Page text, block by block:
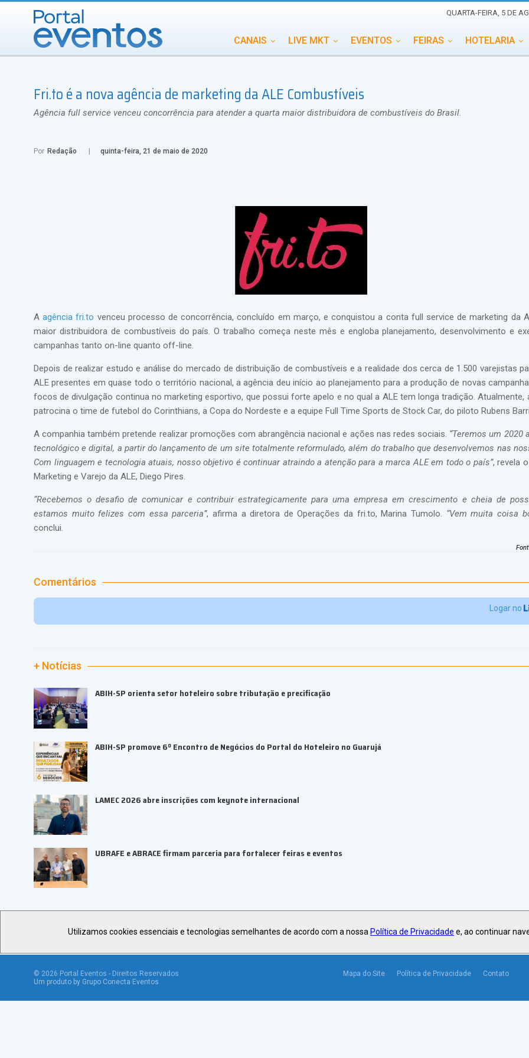
QUARTA-FEIRA, 5 DE
CANAIS LIVE MKT EVENTOS FEIRAS HOTELARIA
INCENTIVOS INTERNACIONAL MEMORIAL DE EVENTOS
Fri.to é a nova agência de marketing da ALE Combustíveis
Agência full service venceu concorrência para atender a quarta maior distribuidora de combustíveis do Brasil.
Por Redação quinta-feira, 21 de maio de 2020
Aagência fri.to venceu processo de concorrência, concluído em março, e conquistou a conta full service de marketing da
maior distribuidora de combustíveis do país. O trabalho começa neste mês e engloba planejamento, desenvolvimento e
campanhas tanto on-line quanto off-line.
Depois de realizar estudo e análise do mercado de distribuição de combustíveis e a realidade dos cerca de 1.500 varejistas
ALE presentes em quase todo o território nacional, a agência deu início ao planejamento para a produção de novas
focos de divulgação continua no marketing esportivo, que possui forte apelo e no qual a ALE tem longa tradição. Atualmente,
patrocina o time de futebol do Corinthians, a Copa do Nordeste e a equipe Full Time Sports de Stock Car, do piloto Rubens
A companhia também pretende realizar promoções com abrangência nacional e ações nas redes sociais. “Teremos um 2020
tecnológico e digital, a partir do lançamento de um site totalmente reformulado, além do trabalho que desenvolvemos nas
Com linguagem e tecnologia atuais, nosso objetivo é continuar atraindo a atenção para a marca ALE em todo o país”, revela
Marketing e Varejo da ALE, Diego Pires.
“Recebemos o desafio de comunicar e contribuir estrategicamente para uma empresa em crescimento e cheia de
estamos muito felizes com essa parceria”, afirma a diretora de Operações da fri.to, Marina Tumolo. “Vem muita coisa
conclui.
Comentários
Logar no
+ Notícias
ABIH-SP orienta setor hoteleiro sobre tributação e precificação
ABIH-SP promove 6º Encontro de Negócios do Portal do Hoteleiro no Guarujá
LAMEC 2026 abre inscrições com keynote internacional
UBRAFE e ABRACE firmam parceria para fortalecer feiras e eventos
© 2026 Portal Eventos - Direitos Reservados
Um produto by Grupo Conecta Eventos
Mapa do Site Política de Privacidade Contato
Utilizamos cookies essenciais e tecnologias semelhantes de acordo com a nossa Política de Privacidade e, ao continuar